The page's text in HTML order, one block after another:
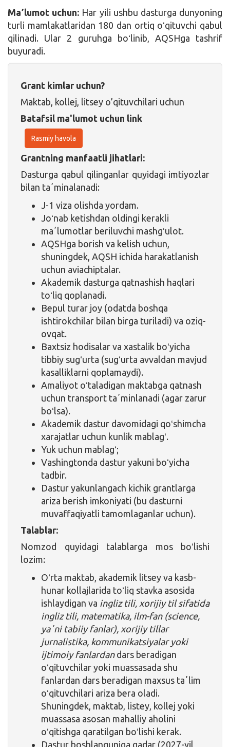
Maʼlumot uchun: Har yili ushbu dasturga dunyoning
turli mamlakatlaridan 180 dan ortiq oʻqituvchi qabul
qilinadi. Ular 2 guruhga boʻlinib, AQSHga tashrif
buyuradi.
Grant kimlar uchun?
Maktab, kollej, litsey o’qituvchilari uchun
Batafsil ma'lumot uchun link
Rasmiy havola
Grantning manfaatli jihatlari:
Dasturga qabul qilinganlar quyidagi imtiyozlar
bilan taʼminalanadi:
J-1 viza olishda yordam.
Joʻnab ketishdan oldingi kerakli
maʼlumotlar beriluvchi mashgʻulot.
AQSHga borish va kelish uchun,
shuningdek, AQSH ichida harakatlanish
uchun aviachiptalar.
Akademik dasturga qatnashish haqlari
toʻliq qoplanadi.
Bepul turar joy (odatda boshqa
ishtirokchilar bilan birga turiladi) va oziq-
ovqat.
Baxtsiz hodisalar va xastalik boʻyicha
tibbiy sugʻurta (sugʻurta avvaldan mavjud
kasalliklarni qoplamaydi).
Amaliyot oʻtaladigan maktabga qatnash
uchun transport taʼminlanadi (agar zarur
boʻlsa).
Akademik dastur davomidagi qoʻshimcha
xarajatlar uchun kunlik mablagʻ.
Yuk uchun mablagʻ;
Vashingtonda dastur yakuni boʻyicha
tadbir.
Dastur yakunlangach kichik grantlarga
ariza berish imkoniyati (bu dasturni
muvaffaqiyatli tamomlaganlar uchun).
Talablar:
Nomzod quyidagi talablarga mos boʻlishi
lozim:
Oʻrta maktab, akademik litsey va kasb-
hunar kollajlarida toʻliq stavka asosida
ishlaydigan va ingliz tili, xorijiy til sifatida
ingliz tili, matematika, ilm-fan (science,
yaʼni tabiiy fanlar), xorijiy tillar
jurnalistika, kommunikatsiyalar yoki
ijtimoiy fanlardandars beradigan
oʻqituvchilar yoki muassasada shu
fanlardan dars beradigan maxsus taʼlim
oʻqituvchilari ariza bera oladi.
Shuningdek, maktab, listey, kollej yoki
muassasa asosan mahalliy aholini
oʻqitishga qaratilgan boʻlishi kerak.
Dastur boshlanguniga qadar (2027-yil